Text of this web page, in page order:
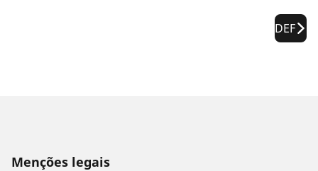
DEF
Menções legais